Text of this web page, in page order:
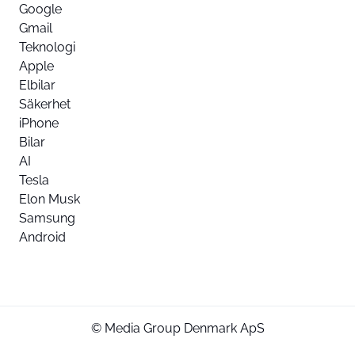
Google
Gmail
Teknologi
Apple
Elbilar
Säkerhet
iPhone
Bilar
AI
Tesla
Elon Musk
Samsung
Android
© Media Group Denmark ApS